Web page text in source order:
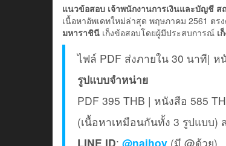
แนวข้อสอบ เจ้าพนักงานการเงินและบัญชี
เนื้อหาอัพเดทใหม่ล่าสุด พฤษภาคม 2561 ตร
มหาราชินี เก็งข้อสอบโดยผู้มีประสบการณ์ เ
ไฟล์ PDF ส่งภายใน 30 นาที| ห
รูปแบบจำหน่าย
PDF 395 THB | หนังสือ 585
(เนื้อหาเหมือนกันทั้ง 3 รูปแบบ)
LINE ID: @naihoy (มี @ด้วย)